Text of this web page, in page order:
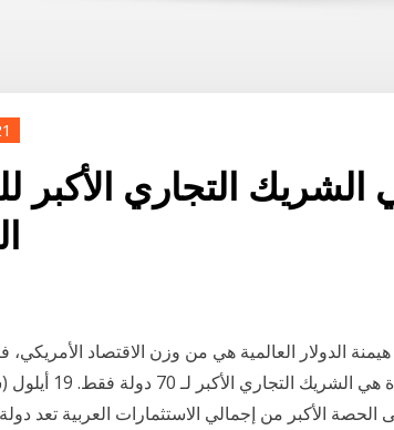
التجاري الأكبر
الحصة الأكبر من إجمالي الاستثمارات العربية تعد دولة